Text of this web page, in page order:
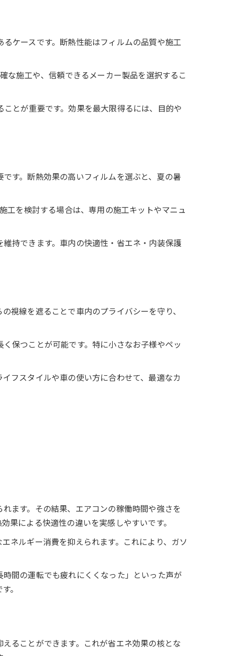
ケースです。断熱性能はフィルムの品質や施工
な施工や、信頼できるメーカー製品を選択するこ
とが重要です。効果を最大限得るには、目的や
す。断熱効果の高いフィルムを選ぶと、夏の暑
工を検討する場合は、専用の施工キットやマニュ
持できます。車内の快適性・省エネ・内装保護
視線を遮ることで車内のプライバシーを守り、
保つことが可能です。特に小さなお子様やペッ
フスタイルや車の使い方に合わせて、最適なカ
ます。その結果、エアコンの稼働時間や強さを
果による快適性の違いを実感しやすいです。
ネルギー消費を抑えられます。これにより、ガソ
間の運転でも疲れにくくなった」といった声が
。
ることができます。これが省エネ効果の核とな